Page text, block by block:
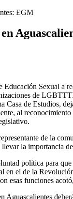
EGM
Sexual
de
de Estudios,
al
de la
la importancia
política para
en el de la
esas funciones